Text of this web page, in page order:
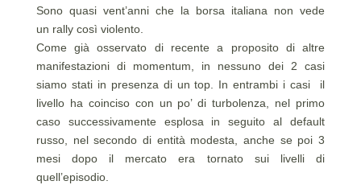
Sono quasi vent’anni che la borsa italiana non vede
un rally così violento.
Come già osservato di recente a proposito di altre
manifestazioni di momentum, in nessuno dei 2 casi
siamo stati in presenza di un top. In entrambi i casi il
livello ha coinciso con un po’ di turbolenza, nel primo
caso successivamente esplosa in seguito al default
russo, nel secondo di entità modesta, anche se poi 3
mesi dopo il mercato era tornato sui livelli di
quell’episodio.